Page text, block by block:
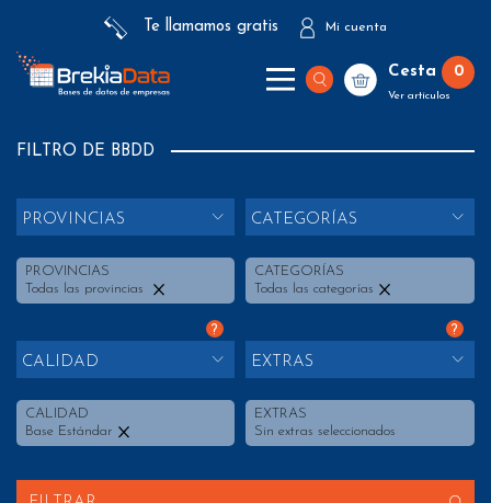
Te llamamos gratis Mi cuenta
Cesta 0
Ver artículos
FILTRO DE BBDD
PROVINCIAS
PROVINCIAS
Todas las provincias
CATEGORÍAS
CATEGORÍAS
Todas las categorías
?
CALIDAD
CALIDAD
Base Estándar
?
EXTRAS
EXTRAS
Sin extras seleccionados